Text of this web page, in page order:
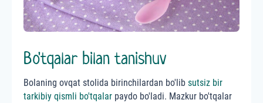
Bo'tqalar bilan tanishuv
Bolaning ovqat stolida birinchilardan bo'lib sutsiz bir
tarkibiy qismli bo'tqalar paydo bo'ladi. Mazkur bo'tqalar